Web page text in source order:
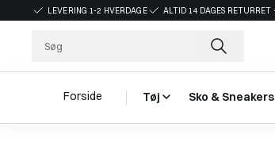
LEVERING 1-2 HVERDAGE ALTID 14 DAGES RETURRET
Forside Tøj Sko & Sneakers